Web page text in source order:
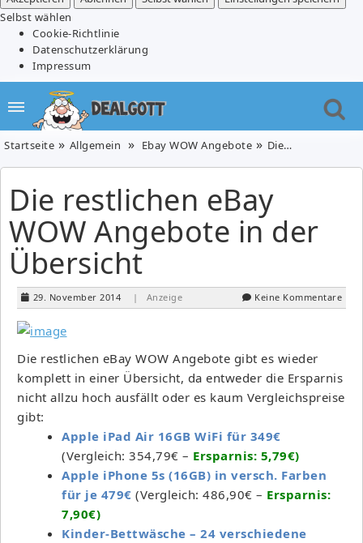
Selbst wählen
Cookie-Richtlinie
Datenschutzerklärung
Impressum
Startseite Allgemein Ebay WOW Angebote Die restlichen eBay WOW Angebote in der Übersicht
Die restlichen eBay
WOW Angebote in der
Übersicht
29. November 2014 | Anzeige Keine Kommentare
Die restlichen eBay WOW Angebote gibt es wieder
komplett in einer Übersicht, da entweder die Ersparnis
nicht allzu hoch ausfällt oder es kaum Vergleichspreise
gibt:
Apple iPad Air 16GB WiFi für 349€
(Vergleich: 354,79€ – Ersparnis: 5,79€)
Apple iPhone 5s (16GB) in versch. Farben
für je 479€ (Vergleich: 486,90€ – Ersparnis:
7,90€)
Kinder-Bettwäsche – 24 verschiedene